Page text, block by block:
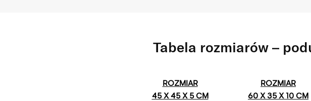
Tabela rozmiarów –
ROZMIAR
45 X 45 X 5 CM
ROZMIAR
60 X 35 X 10 CM